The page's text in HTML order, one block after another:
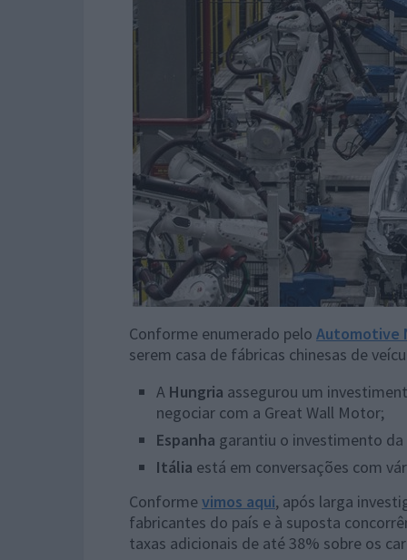
Conforme enumerado pelo Automotive
serem casa de fábricas chinesas de
A Hungria assegurou um
negociar com a Great Wall Motor;
Espanha garantiu o investimento da
Itália está em conversações com
Conformevimos aqui, após larga
fabricantes do país e à suposta
taxas adicionais de até 38% sobre os